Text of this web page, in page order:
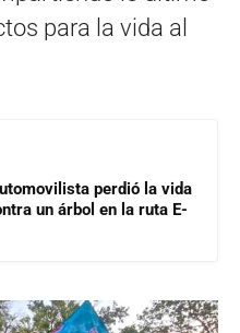
para la vida al
perdió la vida
un árbol en la ruta E-